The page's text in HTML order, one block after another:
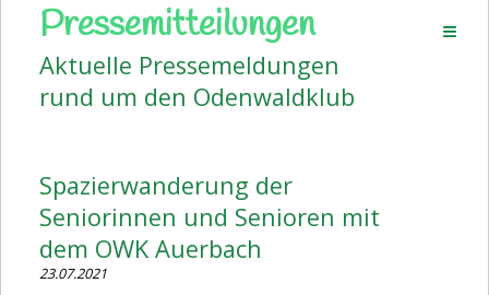
Startseite
Aktuelles
Pressemitteilungen
Wanderplan
Veranstaltungen
Bildergalerien
Pressemitteilungen
Aktuelle Pressemeldungen
rund um den Odenwaldklub
Spazierwanderung der
Seniorinnen und Senioren mit
dem OWK Auerbach
23.07.2021